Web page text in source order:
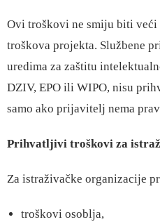
Ovi troškovi ne smiju biti
troškova projekta. Službene
uredima za zaštitu
DZIV, EPO ili WIPO, nisu
samo ako prijavitelj nema
Prihvatljivi troškovi za
Za istraživačke organizacije
troškovi osoblja,